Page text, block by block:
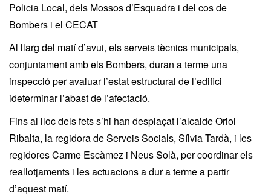
Policia Local, dels Mossos d’Esquadra i del cos de
Bombers i el CECAT
Al llarg del matí d’avui, els serveis tècnics municipals,
conjuntament amb els Bombers, duran a terme una
inspecció per avaluar l’estat estructural de l’edifici
ideterminar l’abast de l’afectació.
Fins al lloc dels fets s’hi han desplaçat l’alcalde Oriol
Ribalta, la regidora de Serveis Socials, Sílvia Tardà, i les
regidores Carme Escàmez i Neus Solà, per coordinar els
reallotjaments i les actuacions a dur a terme a partir
d’aquest matí.